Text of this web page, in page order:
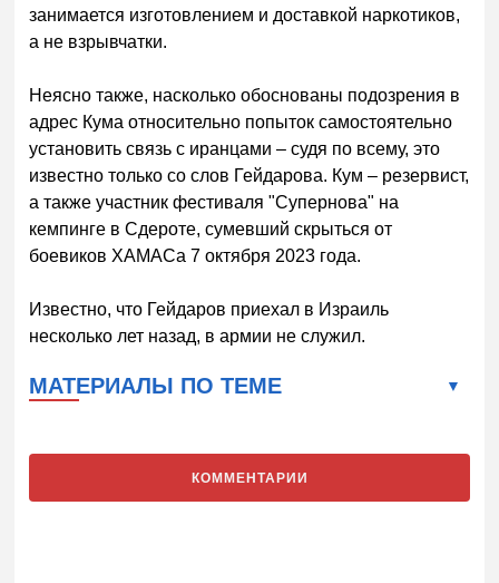
занимается изготовлением и доставкой наркотиков,
а не взрывчатки.
Неясно также, насколько обоснованы подозрения в
адрес Кума относительно попыток самостоятельно
установить связь с иранцами – судя по всему, это
известно только со слов Гейдарова. Кум – резервист,
а также участник фестиваля "Супернова" на
кемпинге в Сдероте, сумевший скрыться от
боевиков ХАМАСа 7 октября 2023 года.
Известно, что Гейдаров приехал в Израиль
несколько лет назад, в армии не служил.
МАТЕРИАЛЫ ПО ТЕМЕ
КОММЕНТАРИИ